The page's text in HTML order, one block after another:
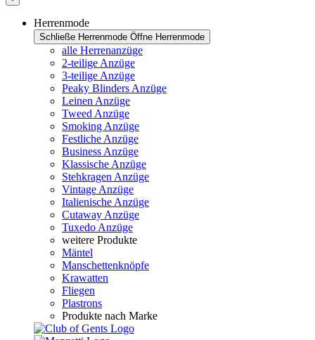
Herrenmode
Schließe Herrenmode Öffne Herrenmode
alle Herrenanzüge
2-teilige Anzüge
3-teilige Anzüge
Peaky Blinders Anzüge
Leinen Anzüge
Tweed Anzüge
Smoking Anzüge
Festliche Anzüge
Business Anzüge
Klassische Anzüge
Stehkragen Anzüge
Vintage Anzüge
Italienische Anzüge
Cutaway Anzüge
Tuxedo Anzüge
weitere Produkte
Mäntel
Manschettenknöpfe
Krawatten
Fliegen
Plastrons
Produkte nach Marke